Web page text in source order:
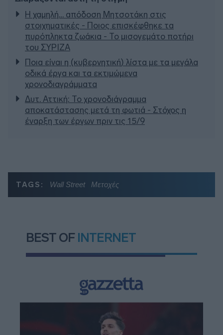
Η χαμηλή… απόδοση Μητσοτάκη στις
στοιχηματικές - Ποιος επισκέφθηκε τα
πυρόπληκτα ζωάκια - Το μισογεμάτο ποτήρι
του ΣΥΡΙΖΑ
Ποια είναι η (κυβερνητική) λίστα με τα μεγάλα
οδικά έργα και τα εκτιμώμενα
χρονοδιαγράμματα
Δυτ. Αττική: Το χρονοδιάγραμμα
αποκατάστασης μετά τη φωτιά - Στόχος η
έναρξη των έργων πριν τις 15/9
TAGS: Wall Street Μετοχές
BEST OF INTERNET